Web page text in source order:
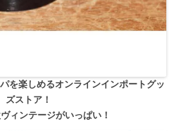
を楽しめるオンラインインポートグッ
ズストア！
ィンテージがいっぱい！